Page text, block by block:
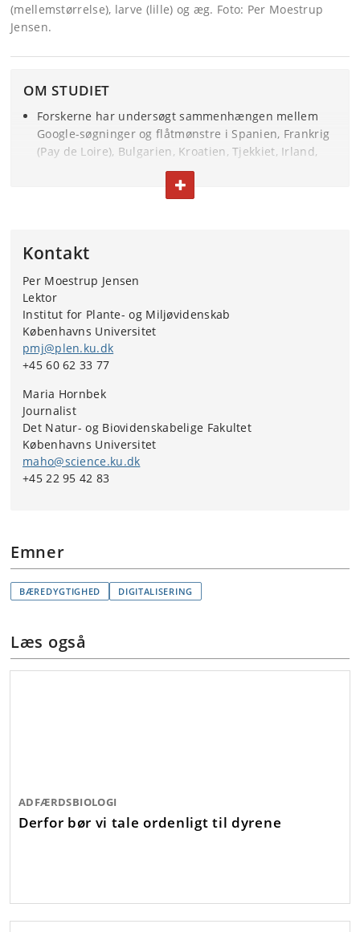
(mellemstørrelse), larve (lille) og æg. Foto: Per Moestrup
Jensen.
OM STUDIET
Forskerne har undersøgt sammenhængen mellem
Google-søgninger og flåtmønstre i Spanien, Frankrig
(Pay de Loire), Bulgarien, Kroatien, Tjekkiet, Irland,
Litauen, Norge og Danmark.
Ud over biolog og lektor Per Moestrup Jensen fra
Agency for Development and Ecology), som er
internationalt anerkendt ekspert i overvågning af
naturressourcer, og af Sigudur Skarphedinsson,
leder af Klinisk Center for Vektorbårne Infektioner på
Odense Universitets Hospital.
Studiet er bragt i det videnskabelige tidsskrift
Du kan selv undersøge viden om, hvornår den
danske befolkning søger information om flåter ved at
bruge Google
Trends:https://trends.google.com/trends/explore?
q=fl%C3%A5ter&geo=DK
FOLD TEKST IND ELLER UD
Kontakt
Per Moestrup Jensen
Lektor
Institut for Plante- og Miljøvidenskab
Københavns Universitet
pmj@plen.ku.dk
+45 60 62 33 77
Maria Hornbek
Journalist
Det Natur- og Biovidenskabelige Fakultet
Københavns Universitet
maho@science.ku.dk
+45 22 95 42 83
Emner
BÆREDYGTIGHED DIGITALISERING
Læs også
ADFÆRDSBIOLOGI
Derfor bør vi tale ordenligt til dyrene